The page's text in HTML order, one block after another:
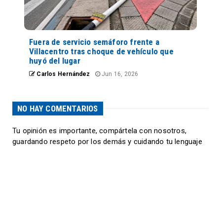
Fuera de servicio semáforo frente a
Villacentro tras choque de vehículo que
huyó del lugar
Carlos Hernández Jun 16, 2026
NO HAY COMENTARIOS
Tu opinión es importante, compártela con nosotros,
guardando respeto por los demás y cuidando tu lenguaje